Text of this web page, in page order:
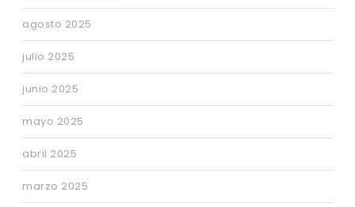
agosto 2025
julio 2025
junio 2025
mayo 2025
abril 2025
marzo 2025